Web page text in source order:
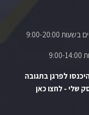
9:00-20:00
לפרגן בתגובה
שלי - לחצו כאן